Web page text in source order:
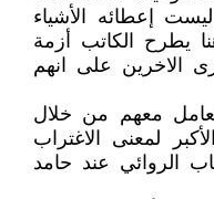
إعطائه الأشياء
يطرح الكاتب أزمة
الاخرين على انهم
معهم من خلال
لمعنى الاغتراب
الروائي عند حامد